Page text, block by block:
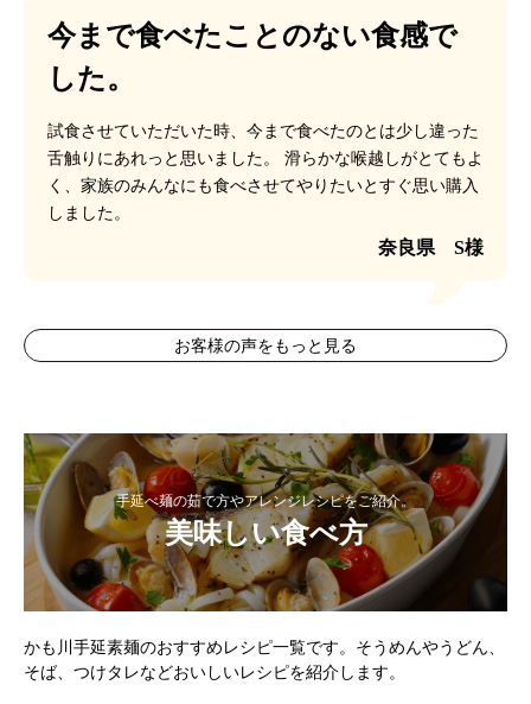
今まで食べたことのない食感で
した。
試食させていただいた時、今まで食べたのとは少し違った
舌触りにあれっと思いました。
滑らかな喉越しがとてもよ
く、家族のみんなにも食べさせてやりたいとすぐ思い購入
しました。
奈良県 S様
お客様の声をもっと見る
手延べ麺の茹で方やアレンジレシピをご紹介。
美味しい食べ方
かも川手延素麺のおすすめレシピ一覧です。そうめんやうどん、
そば、つけタレなどおいしいレシピを紹介します。